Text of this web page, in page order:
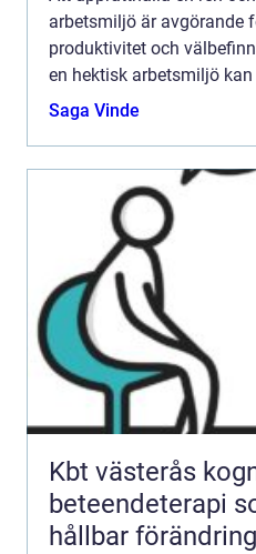
arbetsmiljö är avgörande
produktivitet och
en hektisk arbetsmiljö
Stockholm ...
Saga Vinde
Kbt västerås kognitiv
beteendeterapi
hållbar förändring